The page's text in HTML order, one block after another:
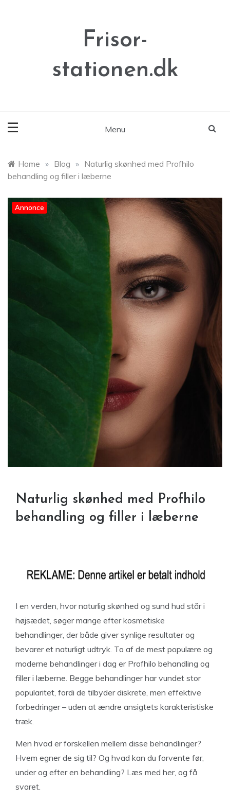
Frisor-
stationen.dk
Menu
Home » Blog » Naturlig skønhed med Profhilo
behandling og filler i læberne
Annonce
Naturlig skønhed med Profhilo
behandling og filler i læberne
I en verden, hvor naturlig skønhed og sund hud står i
højsædet, søger mange efter kosmetiske
behandlinger, der både giver synlige resultater og
bevarer et naturligt udtryk. To af de mest populære og
moderne behandlinger i dag er Profhilo behandling og
filler i læberne. Begge behandlinger har vundet stor
popularitet, fordi de tilbyder diskrete, men effektive
forbedringer – uden at ændre ansigtets karakteristiske
træk.
Men hvad er forskellen mellem disse behandlinger?
Hvem egner de sig til? Og hvad kan du forvente før,
under og efter en behandling? Læs med her, og få
svaret.